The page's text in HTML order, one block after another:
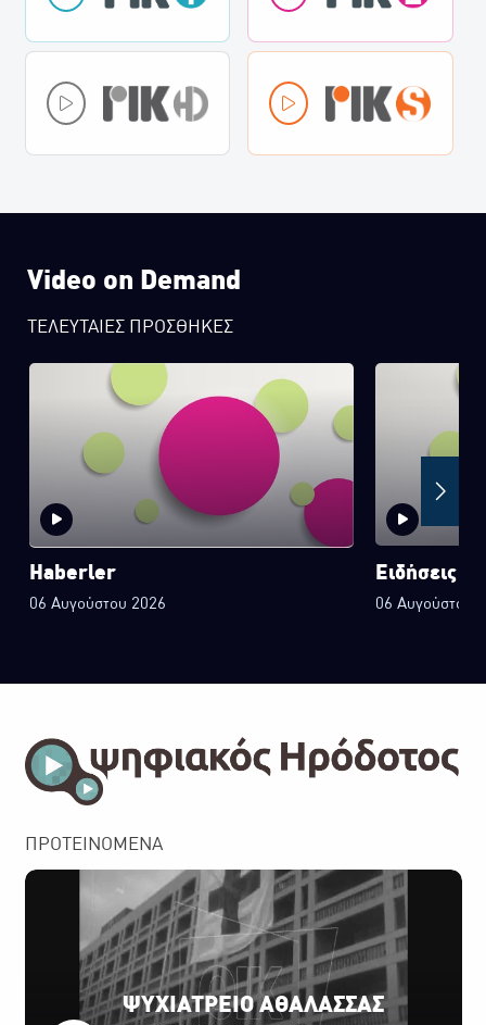
Video on Demand
ΤΕΛΕΥΤΑΙΕΣ ΠΡΟΣΘΗΚΕΣ
Haberler
06 Αυγούστου 2026
Ειδήσεις
06 Αυγούστου
ΠΡΟΤΕΙΝΟΜΕΝΑ
ΨΥΧΙΑΤΡΕΙΟ ΑΘΑΛΑΣΣΑΣ